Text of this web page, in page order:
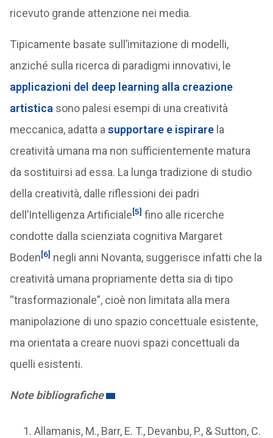
ricevuto grande attenzione nei media.
Tipicamente basate sull’imitazione di modelli,
anziché sulla ricerca di paradigmi innovativi, le
applicazioni del deep learning alla creazione
artistica sono palesi esempi di una creatività
meccanica, adatta a supportare e ispirarela
creatività umana ma non sufficientemente matura
da sostituirsi ad essa. La lunga tradizione di studio
della creatività, dalle riflessioni dei padri
dell’Intelligenza Artificiale[5] fino alle ricerche
condotte dalla scienziata cognitiva Margaret
Boden[6] negli anni Novanta, suggerisce infatti che la
creatività umana propriamente detta sia di tipo
“trasformazionale”, cioè non limitata alla mera
manipolazione di uno spazio concettuale esistente,
ma orientata a creare nuovi spazi concettuali da
quelli esistenti.
Note bibliografiche
Allamanis, M., Barr, E. T., Devanbu, P., & Sutton, C.